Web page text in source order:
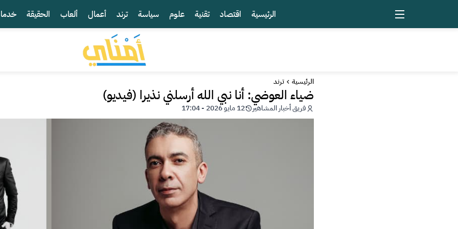
الرئيسية اقتصاد تقنية علوم سياسة ترند أعمال ألعاب الحقيقة
الرئيسية ترند
ضياء العوضي: أنا نبي الله أرسلني نذيرا (فيديو)
فريق أخبار المشاهير 12 مايو 2026 - 17:04